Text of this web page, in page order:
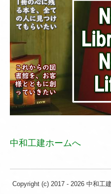
中和工建ホームへ
Copyright (c) 2017 - 2026 中和工